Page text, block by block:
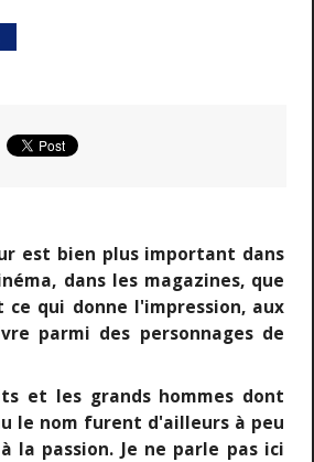
est bien plus important dans
dans les magazines, que
ce qui donne l'impression, aux
parmi des personnages de
et les grands hommes dont
le nom furent d'ailleurs à peu
la passion. Je ne parle pas ici